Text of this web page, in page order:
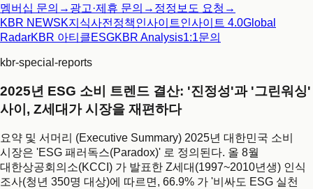
멤버십 문의 → 광고·제휴 문의 → 정정보도 요청 →
KBR NEWSK지식사전 정책인사이트인사이트 4.0Global
RadarKBR 아티클ESGKBR Analysis1:1문의
kbr-special-reports
2025년 ESG 소비 트렌드 결산: '진정성'과 '그린워싱'
사이, Z세대가 시장을 재편하다
요약 및 서머리 (Executive Summary) 2025년 대한민국 소비
시장은 'ESG 패러독스(Paradox)' 로 정의된다. 올 8월
대한상공회의소(KCCI) 가 발표한 Z세대(1997~2010년생) 인식
조사(청년 350명 대상)에 따르면, 66.9% 가 '비싸도 ESG 실천